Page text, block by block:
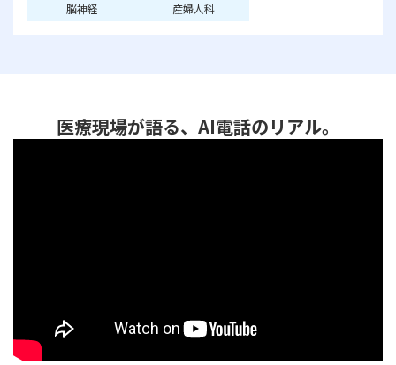
脳神経
産婦人科
医療現場が語る、AI電話のリアル。